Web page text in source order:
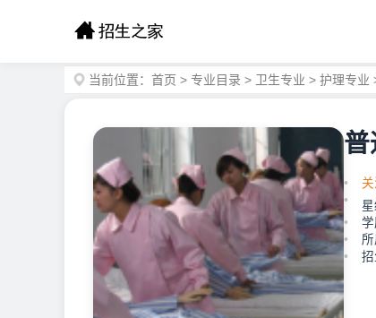
当前位置： 首页 > 专业目录 > 卫生专业 > 护理专业
普
关
星